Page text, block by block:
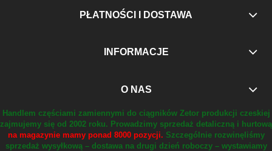
PŁATNOŚCI I DOSTAWA
INFORMACJE
O NAS
Handlem częściami zamiennymi do ciągników Zetor produkcji czeskiej
zajmujemy się od 2002 roku. Prowadzimy sprzedaż detaliczną i hurtową
na magazynie mamy ponad 8000 pozycji. Szczególnie rozwinęliśmy
sprzedaż wysyłkową – dostawa na drugi dzień roboczy – wystawiamy